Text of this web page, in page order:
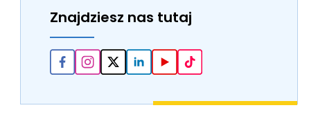
Znajdziesz nas tutaj